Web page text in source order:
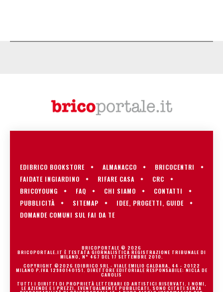
EDIBRICO BOOKSTORE ALMANACCO
BRICOCENTRI
FAIDATE INGIARDINO
RIFARE CASA
CRC
BRICOYOUNG
FAQ CHI SIAMO
CONTATTI
PUBBLICITÀ
SITEMAP
IDEE, PROGETTI, GUIDE
DOMANDE COMUNI SUL FAI DA TE
BRICOPORTALE © 2026
BRICOPORTALE.IT È TESTATA GIORNALISTICA REGISTRAZIONE TRIBUNALE DI
MILANO, N° 467 DEL 17 SETTEMBRE 2010.
COPYRIGHT ©2026 EDIBRICO SRL - VIALE EMILIO CALDARA, 44 - 20122
MILANO P.IVA 12980140151. DIRETTORE EDITORIALE RESPONSABILE: NICLA DE
CAROLIS
TUTTI I DIRITTI DI PROPRIETÀ LETTERARI ED ARTISTICI RISERVATI. I NOMI,
LE AZIENDE E I PREZZI, EVENTUALMENTE PUBBLICATI, SONO CITATI SENZA